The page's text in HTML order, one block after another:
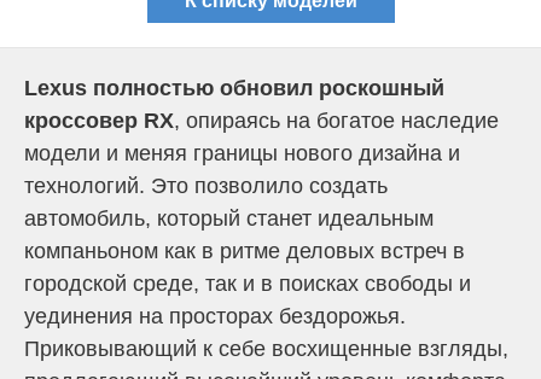
Lexus полностью обновил роскошный
кроссовер RX, опираясь на богатое наследие
модели и меняя границы нового дизайна и
технологий. Это позволило создать
автомобиль, который станет идеальным
компаньоном как в ритме деловых встреч в
городской среде, так и в поисках свободы и
уединения на просторах бездорожья.
Приковывающий к себе восхищенные взгляды,